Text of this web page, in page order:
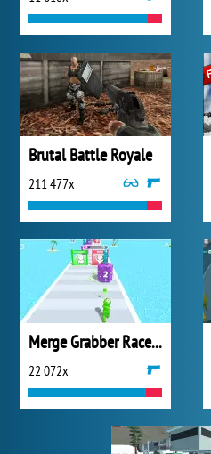
Brutal Battle Royale
211 477x
Merge Grabber Race to 2048
22 072x